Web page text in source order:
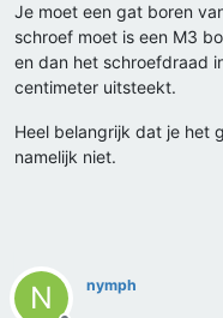
Je moet een gat boren
schroef moet is een M3
en dan het schroefdraad
centimeter uitsteekt.
Heel belangrijk dat je het
namelijk niet.
N nymph